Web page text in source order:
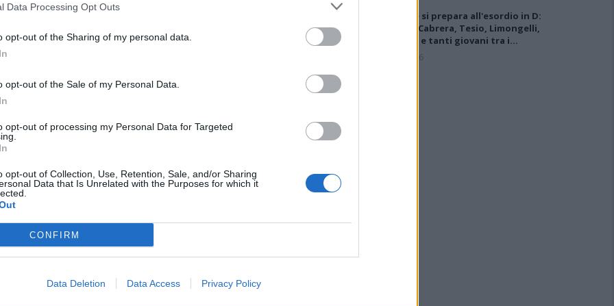
Data Processing Opt Outs
opt-out of the Sharing of my personal data.
opt-out of the Sale of my Personal Data.
opt-out of processing my Personal Data for Targeted
opt-out of Collection, Use, Retention, Sale, and/or Sharing
Data that Is Unrelated with the Purposes for which it
CONFIRM
Data Deletion Data Access Privacy Policy
4 4
1
1 0 1 0 3 3 0 1 0 3 3
0 0 0 1
1 0 0 1 0 1 0 0 1 0 1 0 0 0 0
1 0 0 1 1 3 0 0 1 1 3 0 0 0 0 0
1 0 0 1 3 6 0 0 0 0 0 0 0 1 3 6
L'Ossese si prepara all'esordio in D:
Forzati, Cabrera, Tesio, Limongelli,
Bolzicco e tanti giovani tra i…
7 Ago 2026